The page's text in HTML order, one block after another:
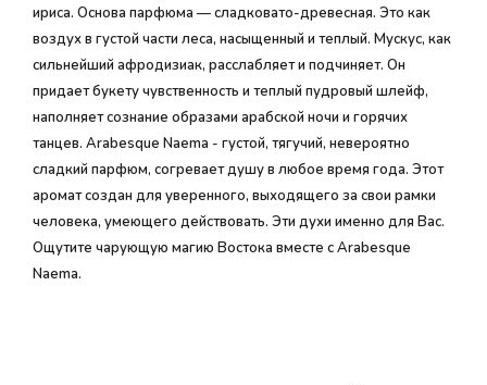
ириса. Основа парфюма — сладковато-древесная. Это как
воздух в густой части леса, насыщенный и теплый. Мускус, как
сильнейший афродизиак, расслабляет и подчиняет. Он
придает букету чувственность и теплый пудровый шлейф,
наполняет сознание образами арабской ночи и горячих
танцев. Arabesque Naema - густой, тягучий, невероятно
сладкий парфюм, согревает душу в любое время года. Этот
аромат создан для уверенного, выходящего за свои рамки
человека, умеющего действовать. Эти духи именно для Вас.
Ощутите чарующую магию Востока вместе с Arabesque
Naema.